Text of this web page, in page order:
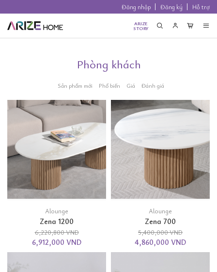
Đăng nhập Đăng ký Hỗ trợ
ARIZE
STORY
Phòng khách
Sản phẩm mới Phổ biến Giá Đánh giá
Alounge
Zena 1200
6,220,800 VND
6,912,000 VND
Alounge
Zena 700
5,400,000 VND
4,860,000 VND